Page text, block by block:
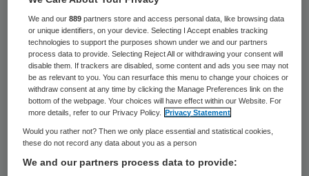
Het gezin van het vierjarige jongetje dat
dinsdag dood werd gevonden in een woning
in Dordrecht was bekend bij de
jeugdhulpverlening. Bij het Advies- en
Meldpunt Kindermishandeling was een
melding binnengekomen over problemen bij
het gezin. De inhoud van de melding is niet
We and our889 partners store and access personal data, like browsing data
or unique identifiers, on your device. Selecting I Accept enables tracking
technologies to support the purposes shown under we and our partners
process data to provide. Selecting Reject All or withdrawing your consent will
disable them. If trackers are disabled, some content and ads you see may not
be as relevant to you. You can resurface this menu to change your choices or
withdraw consent at any time by clicking the Manage Preferences link on the
bottom of the webpage. Your choices will have effect within our Website. For
more details, refer to our Privacy Policy.
Privacy Statement
Would you rather not? Then we only place essential and statistical cookies,
these do not record any data about you as a person
We and our partners process data to provide: